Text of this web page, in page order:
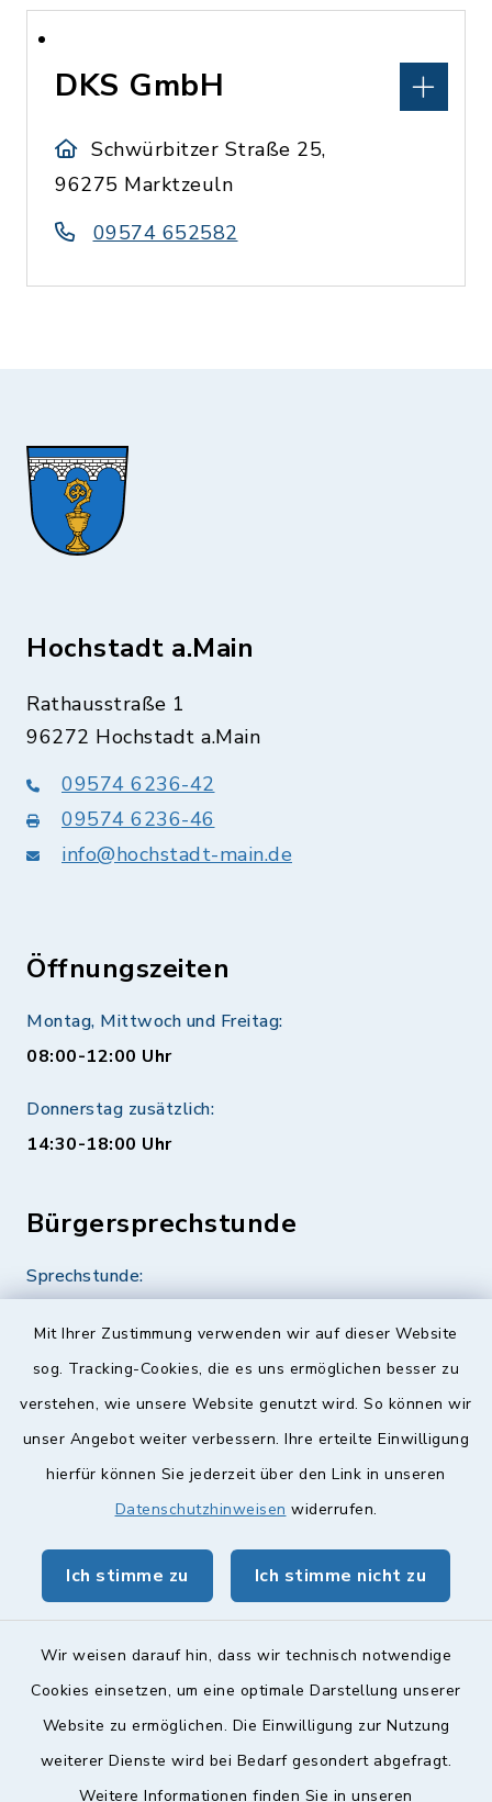
Mit Ihrer Zustimmung verwenden wir auf dieser Website
sog. Tracking-Cookies, die es uns ermöglichen besser zu
verstehen, wie unsere Website genutzt wird. So können wir
unser Angebot weiter verbessern. Ihre erteilte Einwilligung
hierfür können Sie jederzeit über den Link in unseren
Datenschutzhinweisen widerrufen.
Ich stimme zu Ich stimme nicht zu
Wir weisen darauf hin, dass wir technisch notwendige
Cookies einsetzen, um eine optimale Darstellung unserer
Website zu ermöglichen. Die Einwilligung zur Nutzung
weiterer Dienste wird bei Bedarf gesondert abgefragt.
Weitere Informationen finden Sie in unseren
DKS GmbH
Schwürbitzer Straße 25,
96275 Marktzeuln
09574 652582
Hochstadt a.Main
Rathausstraße 1
96272 Hochstadt a.Main
09574 6236-42
09574 6236-46
info@hochstadt-main.de
Öffnungszeiten
Montag, Mittwoch und Freitag:
08:00-12:00 Uhr
Donnerstag zusätzlich:
14:30-18:00 Uhr
Bürgersprechstunde
Sprechstunde:
Quicklinks
Landkreis Lichtenfels
geoPortal Lichtenfels